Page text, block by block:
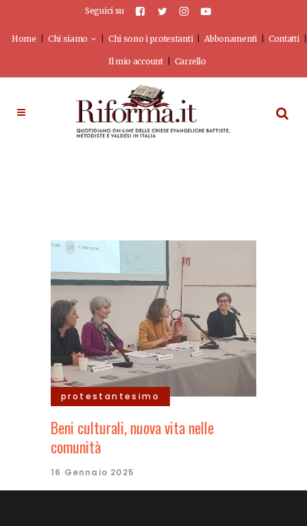
Seguici su
Home Chi siamo Chi sono i protestanti Abbonamenti Contatti
Il mio account Carrello
protestantesimo
Beni culturali, nuova vita nelle
comunità
16 Gennaio 2025